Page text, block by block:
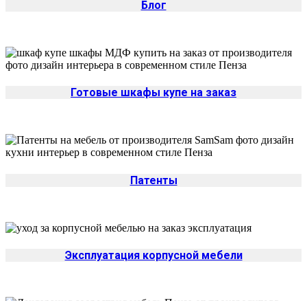
Блог
Готовые шкафы купе на заказ
Патенты
Эксплуатация корпусной мебели